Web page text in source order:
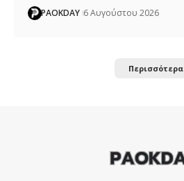
PAOKDAY 6 Αυγούστου 2026
Περισσότερα